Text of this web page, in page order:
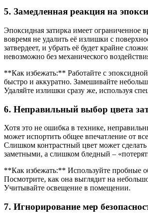
5. Замедленная реакция на
Эпоксидная затирка имеет ограниченное
вовремя не удалить её излишки с
затвердеет, и убрать её будет крайне
невозможно без механического
**Как избежать:** Работайте с
быстро и аккуратно. Замешивайте
Удаляйте излишки сразу же, используя
6. Неправильный выбор цвета
Хотя это не ошибка в технике,
может испортить общее впечатление от
Слишком контрастный цвет может
заметными, а слишком бледный –
**Как избежать:** Используйте пробные
Посмотрите, как она выглядит на
Учитывайте освещение в помещении.
7. Игнорирование мер